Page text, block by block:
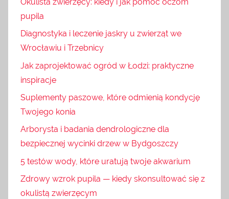
pupila
Diagnostyka i leczenie jaskry u zwierząt we
Wrocławiu i Trzebnicy
Jak zaprojektować ogród w Łodzi: praktyczne
inspiracje
Suplementy paszowe, które odmienią kondycję
Twojego konia
Arborysta i badania dendrologiczne dla
bezpiecznej wycinki drzew w Bydgoszczy
5 testów wody, które uratują twoje akwarium
Zdrowy wzrok pupila — kiedy skonsultować się z
okulistą zwierzęcym